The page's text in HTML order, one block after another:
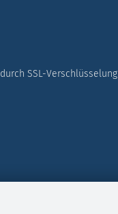
durch SSL-Verschlüsselung